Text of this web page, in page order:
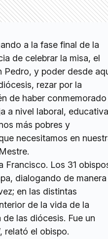
a la fase final de la
de celebrar la misa, el
Pedro, y poder desde
rezar por la
de haber conmemorado
a nivel laboral, educativa
más pobres y
necesitamos en
Francisco. Los 31
dialogando de manera
en las distintas
de la vida de la
las diócesis. Fue un
relató el obispo.